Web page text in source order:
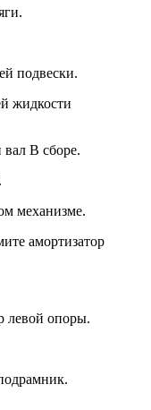
подвески.
жидкости
В сборе.
механизме.
амортизатор
левой опоры.